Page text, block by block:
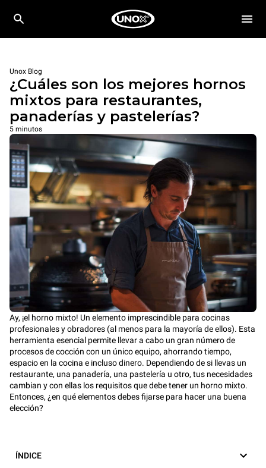
Unox Blog
¿Cuáles son los mejores hornos
mixtos para restaurantes,
panaderías y pastelerías?
5 minutos
Ay, ¡el horno mixto! Un elemento imprescindible para cocinas
profesionales y obradores (al menos para la mayoría de ellos). Esta
herramienta esencial permite llevar a cabo un gran número de
procesos de cocción con un único equipo, ahorrando tiempo,
espacio en la cocina e incluso dinero. Dependiendo de si llevas un
restaurante, una panadería, una pastelería u otro, tus necesidades
cambian y con ellas los requisitos que debe tener un horno mixto.
Entonces, ¿en qué elementos debes fijarse para hacer una buena
elección?
ÍNDICE